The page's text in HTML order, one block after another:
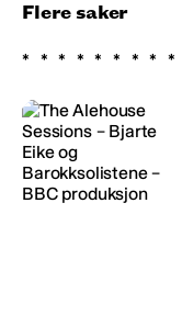
Flere saker